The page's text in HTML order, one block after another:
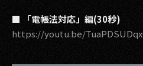
■ 「電帳法対応」編(30秒)
https://youtu.be/